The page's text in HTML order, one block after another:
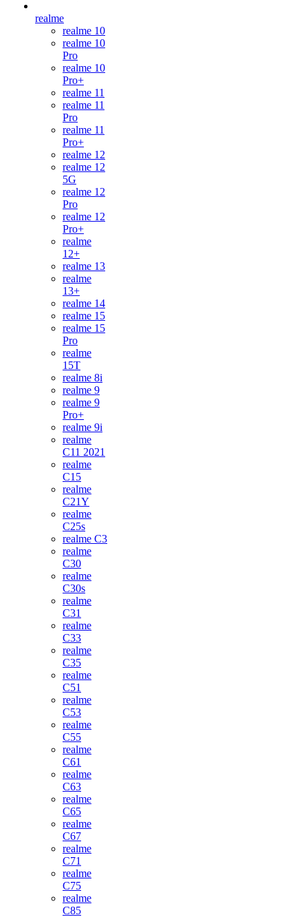
realme
realme 10
realme 10
Pro
realme 10
Pro+
realme 11
realme 11
Pro
realme 11
Pro+
realme 12
realme 12
5G
realme 12
Pro
realme 12
Pro+
realme
12+
realme 13
realme
13+
realme 14
realme 15
realme 15
Pro
realme
15T
realme 8i
realme 9
realme 9
Pro+
realme 9i
realme
C11 2021
realme
C15
realme
C21Y
realme
C25s
realme C3
realme
C30
realme
C30s
realme
C31
realme
C33
realme
C35
realme
C51
realme
C53
realme
C55
realme
C61
realme
C63
realme
C65
realme
C67
realme
C71
realme
C75
realme
C85